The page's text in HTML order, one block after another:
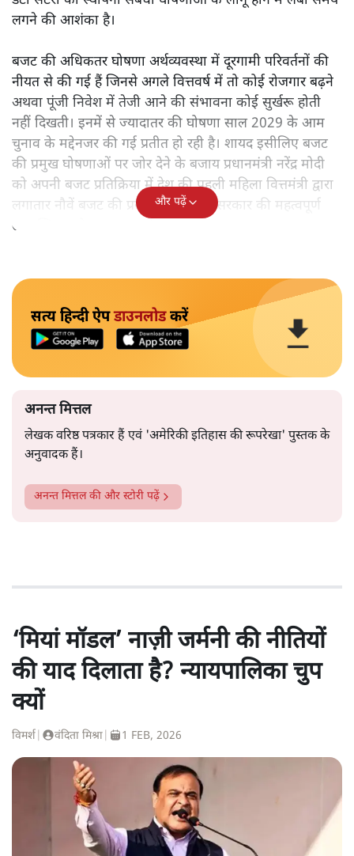
लगने की आशंका है।
बजट की अधिकतर घोषणा अर्थव्यवस्था में दूरगामी परिवर्तनों की
नीयत से की गई हैं जिनसे अगले वित्तवर्ष में तो कोई रोजगार बढ़ने
अथवा पूंजी निवेश में तेजी आने की संभावना कोई सुर्खरू होती
नहीं दिखती। इनमें से ज्यादातर की घोषणा साल 2029 के आम
चुनाव के मद्देनजर की गई प्रतीत हो रही है। शायद इसीलिए बजट
की प्रमुख घोषणाओं पर जोर देने के बजाय प्रधानमंत्री नरेंद्र मोदी
को अपनी बजट प्रतिक्रिया में देश की पहली महिला वित्तमंत्री द्वारा
लगातार नौवें बजट की प्रस्तुति को अपनी सरकार की महत्वपूर्ण
उपलब्धि बताने पर मजबूर होना पड़ा।
और पढ़ें
सत्य हिन्दी ऐपडाउनलोडकरें
अनन्त मित्तल
लेखक वरिष्ठ पत्रकार हैं एवं 'अमेरिकी इतिहास की रूपरेखा' पुस्तक के
अनुवादक हैं।
अनन्त मित्तलकी और स्टोरी पढ़ें
‘मियां मॉडल’ नाज़ी जर्मनी की नीतियों
की याद दिलाता है? न्यायपालिका चुप
क्यों
विमर्श वंदिता मिश्रा 1 FEB, 2026